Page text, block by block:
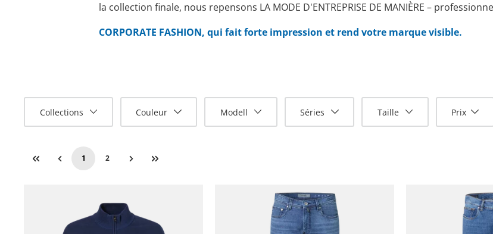
la collection finale, nous repensons LA MODE D'ENTREPRISE DE MANIÈRE –
CORPORATE FASHION, qui fait forte impression et rend votre marque visible.
Collections Couleur Modell Séries Taille Prix
1
2